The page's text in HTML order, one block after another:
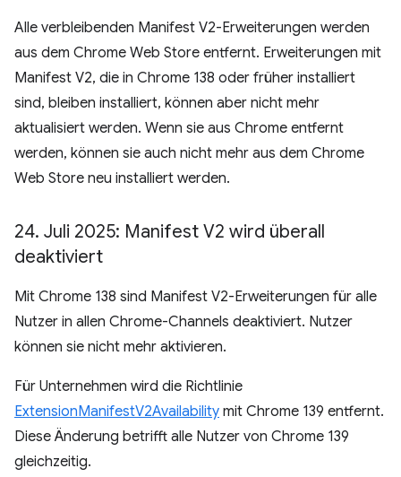
Alle verbleibenden Manifest V2-Erweiterungen werden
aus dem Chrome Web Store entfernt. Erweiterungen mit
Manifest V2, die in Chrome 138 oder früher installiert
sind, bleiben installiert, können aber nicht mehr
aktualisiert werden. Wenn sie aus Chrome entfernt
werden, können sie auch nicht mehr aus dem Chrome
Web Store neu installiert werden.
24. Juli 2025: Manifest V2 wird überall
deaktiviert
Mit Chrome 138 sind Manifest V2-Erweiterungen für alle
Nutzer in allen Chrome-Channels deaktiviert. Nutzer
können sie nicht mehr aktivieren.
Für Unternehmen wird die Richtlinie
ExtensionManifestV2Availability mit Chrome 139 entfernt.
Diese Änderung betrifft alle Nutzer von Chrome 139
gleichzeitig.